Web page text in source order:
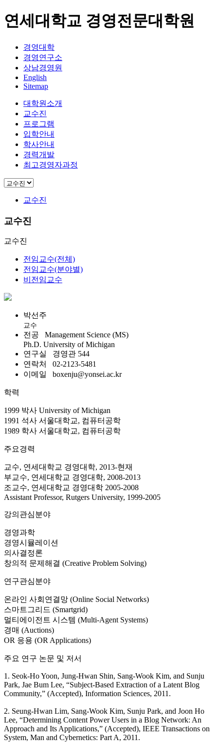
연세대학교 경영전문대학원
경영대학
경영연구소
상남경영원
English
Sitemap
대학원소개
교수진
프로그램
입학안내
학사안내
경력개발
최고경영자과정
교수진
교수진
교수진
전임교수(전체)
전임교수(분야별)
비전임교수
박선주
교수
전공 Management Science (MS)
Ph.D. University of Michigan
연구실
경영관 544
연락처
02-2123-5481
이메일
boxenju@yonsei.ac.kr
학력
1999 박사 University of Michigan
1991 석사 서울대학교, 컴퓨터공학
1989 학사 서울대학교, 컴퓨터공학
주요경력
교수, 연세대학교 경영대학, 2013-현재
부교수, 연세대학교 경영대학, 2008-2013
조교수, 연세대학교 경영대학 2005-2008
Assistant Professor, Rutgers University, 1999-2005
강의관심분야
경영과학
경영시뮬레이션
의사결정론
창의적 문제해결 (Creative Problem Solving)
연구관심분야
온라인 사회연결망 (Online Social Networks)
스마트그리드 (Smartgrid)
멀티에이전트 시스템 (Multi-Agent Systems)
경매 (Auctions)
OR 응용 (OR Applications)
주요 연구 논문 및 저서
1. Seok-Ho Yoon, Jung-Hwan Shin, Sang-Wook Kim, and Sunju
Park, Jae Bum Lee, “Subject-Based Extraction of a Latent Blog
Community,” (Accepted), Information Sciences, 2011.
2. Seung-Hwan Lim, Sang-Wook Kim, Sunju Park, and Joon Ho
Lee, “Determining Content Power Users in a Blog Network: An
Approach and Its Applications,” (Accepted), IEEE Transactions on
System, Man and Cybernetics: Part A, 2011.